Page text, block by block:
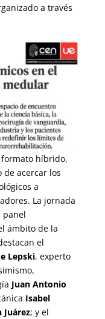
a través
híbrido,
de acercar los
a
La jornada
panel
ámbito de la
el
Lepski, experto
Juan Antonio
Isabel
Juárez; y el